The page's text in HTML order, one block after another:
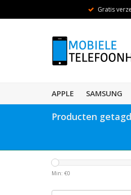
Gratis
APPLE SAMSUNG
Producten
Min: €0